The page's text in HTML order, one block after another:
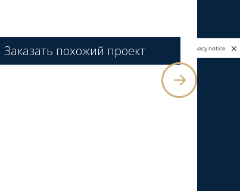
Заказать похожий проект Privacy notice